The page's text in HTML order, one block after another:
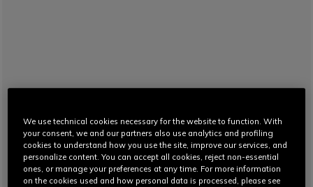
We use technical cookies necessary for the website to function. With
your consent, we and our partners also use analytics and profiling
cookies to understand how you use the site, improve our services, and
personalize content. You can accept all cookies, reject non-essential
ones, or manage your preferences at any time. For more information
on the cookies used and how personal data is processed, please see